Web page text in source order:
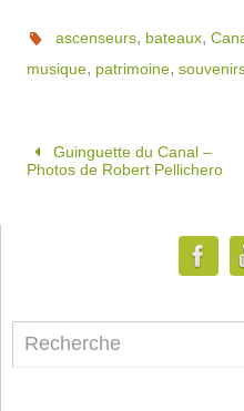
ascenseurs, bateaux,
musique, patrimoine,
Guinguette du Canal –
Photos de Robert Pellichero